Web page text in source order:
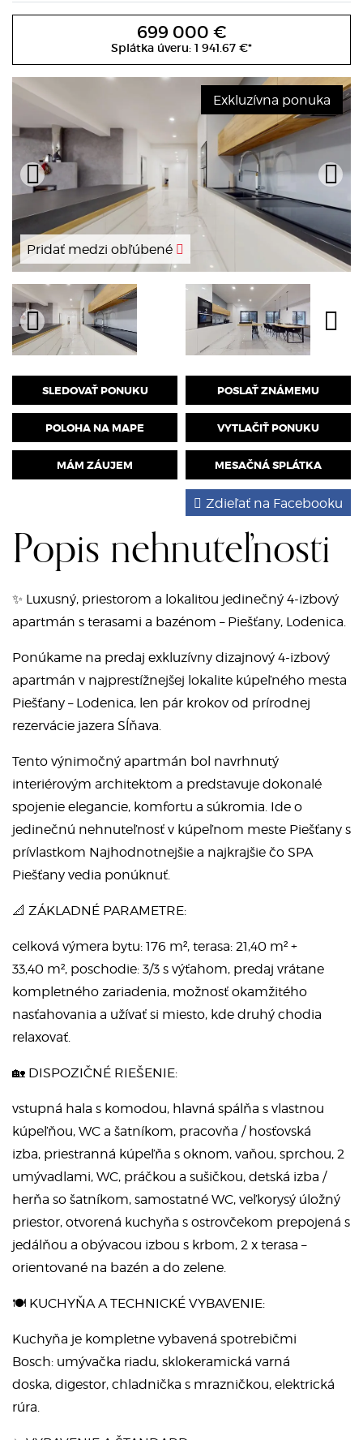
699 000 €
Splátka úveru: 1 941.67 €*
Exkluzívna ponuka
Pridať medzi obľúbené
SLEDOVAŤ PONUKU POSLAŤ ZNÁMEMU
POLOHA NA MAPE VYTLAČIŤ PONUKU
MÁM ZÁUJEM MESAČNÁ SPLÁTKA
Popis nehnuteľnosti
Zdieľať na Facebooku
✨ Luxusný, priestorom a lokalitou jedinečný 4-izbový
apartmán s terasami a bazénom – Piešťany, Lodenica.
Ponúkame na predaj exkluzívny dizajnový 4-izbový
apartmán v najprestížnejšej lokalite kúpeľného mesta
Piešťany – Lodenica, len pár krokov od prírodnej
rezervácie jazera Sĺňava.
Tento výnimočný apartmán bol navrhnutý
interiérovým architektom a predstavuje dokonalé
spojenie elegancie, komfortu a súkromia. Ide o
jedinečnú nehnuteľnosť v kúpeľnom meste Piešťany s
prívlastkom Najhodnotnejšie a najkrajšie čo SPA
Piešťany vedia ponúknuť.
📐 ZÁKLADNÉ PARAMETRE:
celková výmera bytu: 176 m², terasa: 21,40 m² +
33,40 m², poschodie: 3/3 s výťahom, predaj vrátane
kompletného zariadenia, možnosť okamžitého
nasťahovania a užívať si miesto, kde druhý chodia
relaxovať.
🏡 DISPOZIČNÉ RIEŠENIE:
vstupná hala s komodou, hlavná spálňa s vlastnou
kúpeľňou, WC a šatníkom, pracovňa / hosťovská
izba, priestranná kúpeľňa s oknom, vaňou, sprchou, 2
umývadlami, WC, práčkou a sušičkou, detská izba /
herňa so šatníkom, samostatné WC, veľkorysý úložný
priestor, otvorená kuchyňa s ostrovčekom prepojená s
jedálňou a obývacou izbou s krbom, 2 x terasa –
orientované na bazén a do zelene.
🍽️ KUCHYŇA A TECHNICKÉ VYBAVENIE:
Kuchyňa je kompletne vybavená spotrebičmi
Bosch: umývačka riadu, sklokeramická varná
doska, digestor, chladnička s mrazničkou, elektrická
rúra.